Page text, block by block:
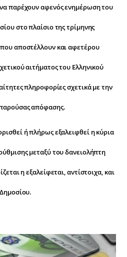
παρέχουν αφενός ενημέρωση του
στο πλαίσιο της τρίμηνης
αποστέλλουν και αφετέρου
αιτήματος του Ελληνικού
πληροφορίες σχετικά με την
απόφασης.
ή πλήρως εξαλειφθεί η κύρια
μεταξύ του δανειολήπτη
η εξαλείφεται, αντίστοιχα, και